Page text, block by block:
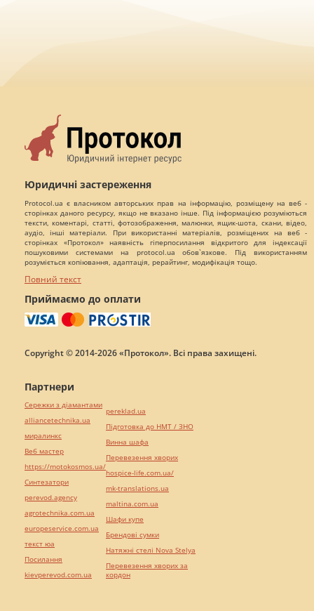
Юридичні застереження
Protocol.ua є власником авторських прав на інформацію, розміщену на веб -
сторінках даного ресурсу, якщо не вказано інше. Під інформацією розуміються
тексти, коментарі, статті, фотозображення, малюнки, ящик-шота, скани, відео,
аудіо, інші матеріали. При використанні матеріалів, розміщених на веб -
сторінках «Протокол» наявність гіперпосилання відкритого для індексації
пошуковими системами на protocol.ua обов`язкове. Під використанням
розуміється копіювання, адаптація, рерайтинг, модифікація тощо.
Повний текст
Приймаємо до оплати
Copyright © 2014-2026 «Протокол». Всі права захищені.
Партнери
Сережки з діамантами
alliancetechnika.ua
миралинкс
Веб мастер
https://motokosmos.ua/
Синтезатори
perevod.agency
agrotechnika.com.ua
europeservice.com.ua
текст юа
Посилання
kievperevod.com.ua
pereklad.ua
Підготовка до НМТ / ЗНО
Винна шафа
Перевезення хворих
hospice-life.com.ua/
mk-translations.ua
maltina.com.ua
Шафи купе
Брендові сумки
Натяжні стелі Nova Stelya
Перевезення хворих за
кордон